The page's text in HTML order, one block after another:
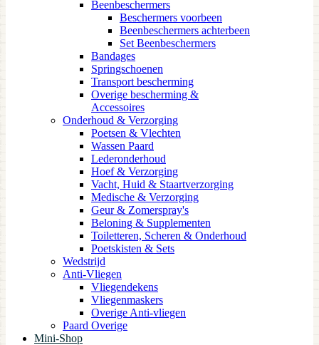
Beenbeschermers
Beschermers voorbeen
Beenbeschermers achterbeen
Set Beenbeschermers
Bandages
Springschoenen
Transport bescherming
Overige bescherming &
Accessoires
Onderhoud & Verzorging
Poetsen & Vlechten
Wassen Paard
Lederonderhoud
Hoef & Verzorging
Vacht, Huid & Staartverzorging
Medische & Verzorging
Geur & Zomerspray's
Beloning & Supplementen
Toiletteren, Scheren & Onderhoud
Poetskisten & Sets
Wedstrijd
Anti-Vliegen
Vliegendekens
Vliegenmaskers
Overige Anti-vliegen
Paard Overige
Mini-Shop